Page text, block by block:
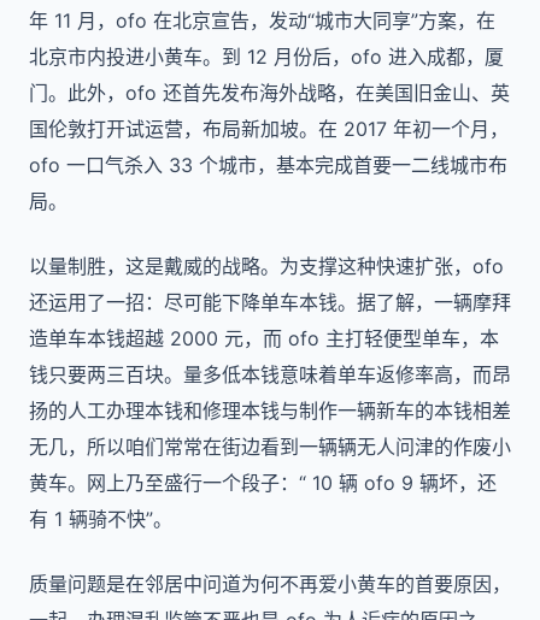
年 11 月，ofo 在北京宣告，发动“城市大同享”方案，在
北京市内投进小黄车。到 12 月份后，ofo 进入成都，厦
门。此外，ofo 还首先发布海外战略，在美国旧金山、英
国伦敦打开试运营，布局新加坡。在 2017 年初一个月，
ofo 一口气杀入 33 个城市，基本完成首要一二线城市布
局。
以量制胜，这是戴威的战略。为支撑这种快速扩张，ofo
还运用了一招：尽可能下降单车本钱。据了解，一辆摩拜
造单车本钱超越 2000 元，而 ofo 主打轻便型单车，本
钱只要两三百块。量多低本钱意味着单车返修率高，而昂
扬的人工办理本钱和修理本钱与制作一辆新车的本钱相差
无几，所以咱们常常在街边看到一辆辆无人问津的作废小
黄车。网上乃至盛行一个段子：“ 10 辆 ofo 9 辆坏，还
有 1 辆骑不快”。
质量问题是在邻居中问道为何不再爱小黄车的首要原因，